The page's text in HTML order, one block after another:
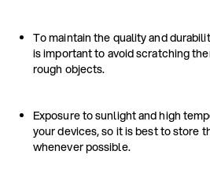
To maintain the quality and
is important to avoid scratching
rough objects.
Exposure to sunlight and high
your devices, so it is best to store
whenever possible.